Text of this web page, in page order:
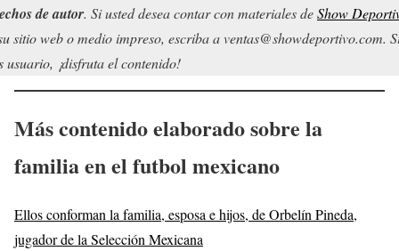
de autor. Si usted desea contar con materiales deShow
sitio web o medio impreso, escriba a ventas@showdeportivo.com.
usuario, ¡disfruta el contenido!
Más contenido elaborado sobre la
familia en el futbol mexicano
Ellos conforman la familia, esposa e hijos, de Orbelín Pineda,
jugador de la Selección Mexicana